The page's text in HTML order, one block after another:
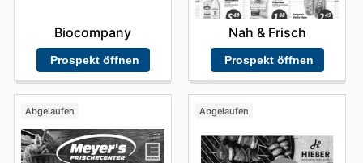
Biocompany
Prospekt öffnen
Nah & Frisch
Prospekt öffnen
Abgelaufen Abgelaufen